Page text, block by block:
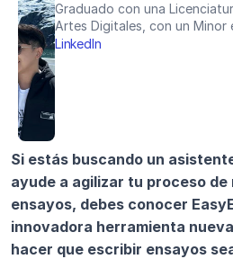
Graduado con una
Artes Digitales, con un Minor
LinkedIn
Si estás buscando un
ayude a agilizar tu proceso
ensayos, debes conocer
innovadora herramienta
hacer que escribir ensayos